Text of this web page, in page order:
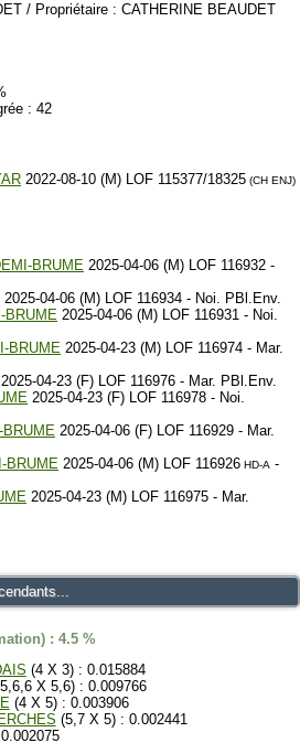
/ Propriétaire : CATHERINE BEAUDET
: 42
2022-08-10 (M) LOF 115377/18325 (CH ENJ)
BRUME 2025-04-06 (M) LOF 116932 -
2025-04-06 (M) LOF 116934 - Noi. PBl.Env.
BRUME 2025-04-06 (M) LOF 116931 - Noi.
BRUME 2025-04-23 (M) LOF 116974 - Mar.
2025-04-23 (F) LOF 116976 - Mar. PBl.Env.
2025-04-23 (F) LOF 116978 - Noi.
2025-04-06 (F) LOF 116929 - Mar.
BRUME 2025-04-06 (M) LOF 116926 HD-A -
2025-04-23 (M) LOF 116975 - Mar.
: 4.5 %
(4 X 3) : 0.015884
X 5,6) : 0.009766
(4 X 5) : 0.003906
(5,7 X 5) : 0.002441